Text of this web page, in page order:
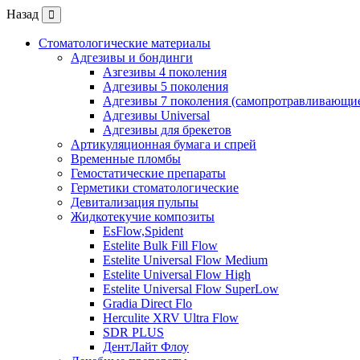
Назад
Стоматологические материалы
Адгезивы и бондинги
Азгезивы 4 поколения
Адгезивы 5 поколения
Адгезивы 7 поколения
Адгезивы Universal
Адгезивы для брекетов
Артикуляционная бумага и спрей
Временные пломбы
Гемостатические препараты
Герметики стоматологические
Девитализация пульпы
Жидкотекучие композиты
EsFlow,Spident
Estelite Bulk Fill Flow
Estelite Universal Flow Medium
Estelite Universal Flow High
Estelite Universal Flow SuperLow
Gradia Direct Flo
Herculite XRV Ultra Flow
SDR PLUS
ДентЛайт Флоу